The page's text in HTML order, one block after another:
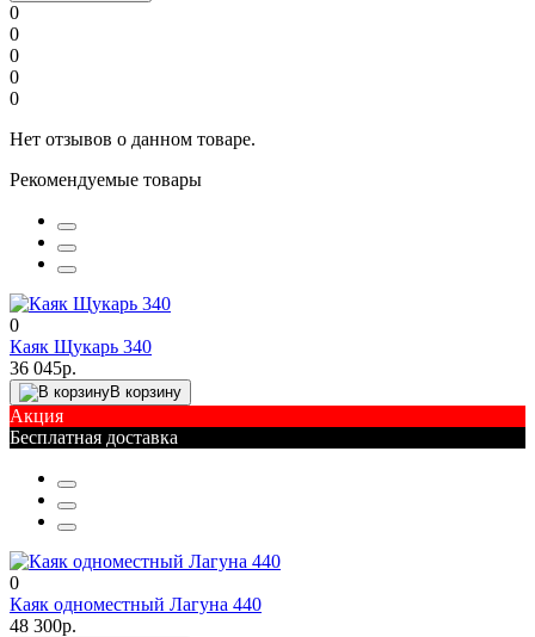
0
0
0
0
0
Нет отзывов о данном товаре.
Рекомендуемые товары
0
Каяк Щукарь 340
36 045р.
В корзину
Акция
Бесплатная доставка
0
Каяк одноместный Лагуна 440
48 300р.